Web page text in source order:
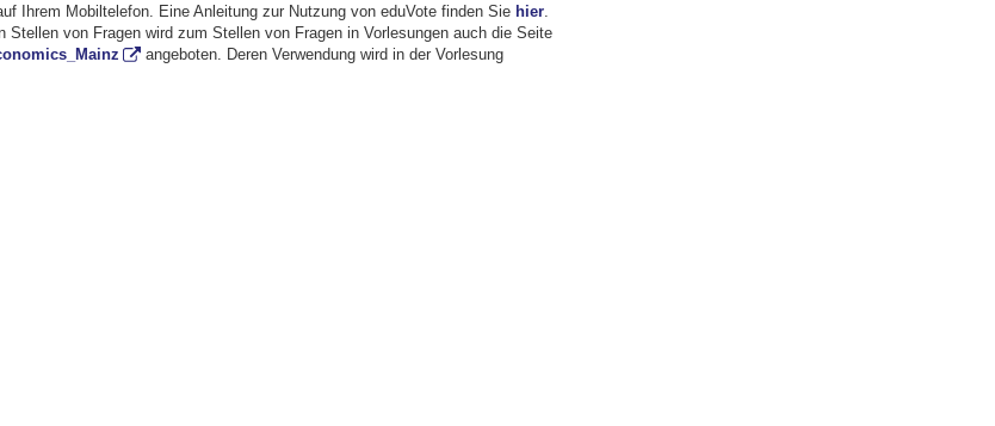
Ihrem Mobiltelefon. Eine Anleitung zur Nutzung von eduVote finden Sie hier.
Stellen von Fragen wird zum Stellen von Fragen in Vorlesungen auch die Seite
angeboten. Deren Verwendung wird in der Vorlesung